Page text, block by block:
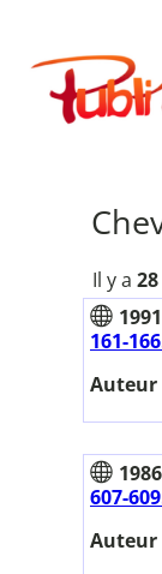
contenu
Publimath
Il y a
1991
161-
Auteur
1986
607-
Auteur